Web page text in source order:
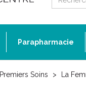
Parapharmacie
Premiers Soins La